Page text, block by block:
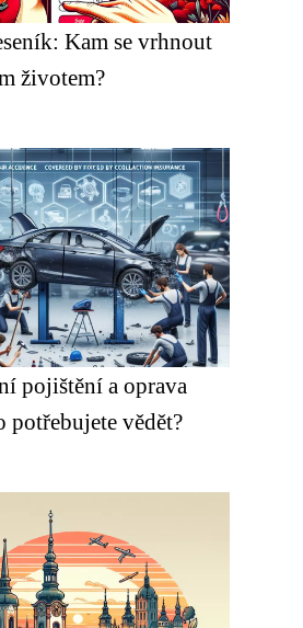
Kam se vrhnout
životem?
pojištění a oprava
potřebujete vědět?